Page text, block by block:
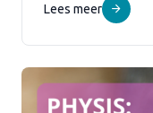
Lees meer